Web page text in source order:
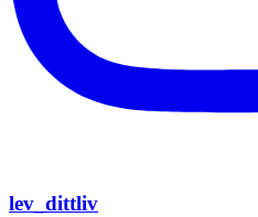
lev_dittliv